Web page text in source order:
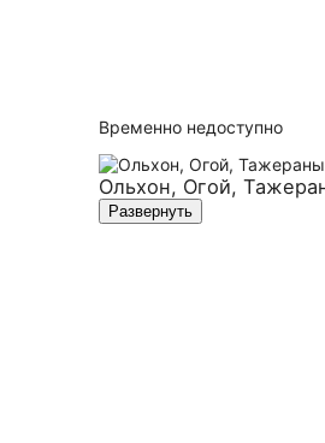
Временно недоступно
Ольхон, Огой,
Развернуть